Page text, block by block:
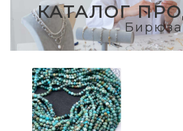
КАТАЛОГ
Бирюза